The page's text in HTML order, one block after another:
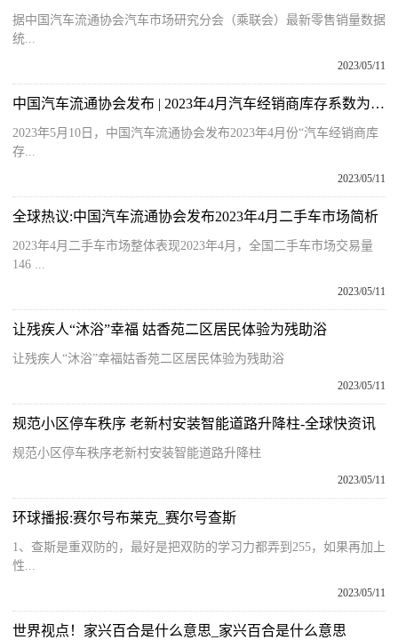
据中国汽车流通协会汽车市场研究分会（乘联会）最新零售销量数据
统...
2023/05/11
中国汽车流通协会发布 | 2023年4月汽车经销商库存系数为1.51
2023年5月10日，中国汽车流通协会发布2023年4月份“汽车经销商库
存...
2023/05/11
全球热议:中国汽车流通协会发布2023年4月二手车市场简析
2023年4月二手车市场整体表现2023年4月，全国二手车市场交易量
146 ...
2023/05/11
让残疾人“沐浴”幸福 姑香苑二区居民体验为残助浴
让残疾人“沐浴”幸福姑香苑二区居民体验为残助浴
2023/05/11
规范小区停车秩序 老新村安装智能道路升降柱-全球快资讯
规范小区停车秩序老新村安装智能道路升降柱
2023/05/11
环球播报:赛尔号布莱克_赛尔号查斯
1、查斯是重双防的，最好是把双防的学习力都弄到255，如果再加上
性...
2023/05/11
世界视点！家兴百合是什么意思_家兴百合是什么意思